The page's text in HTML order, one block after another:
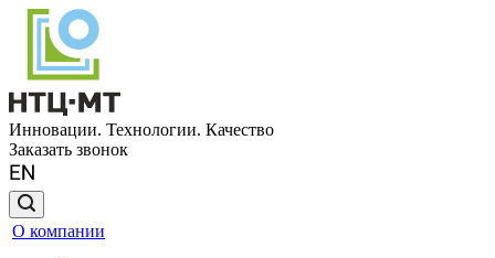
Инновации. Технологии. Качество
Заказать звонок
О компании